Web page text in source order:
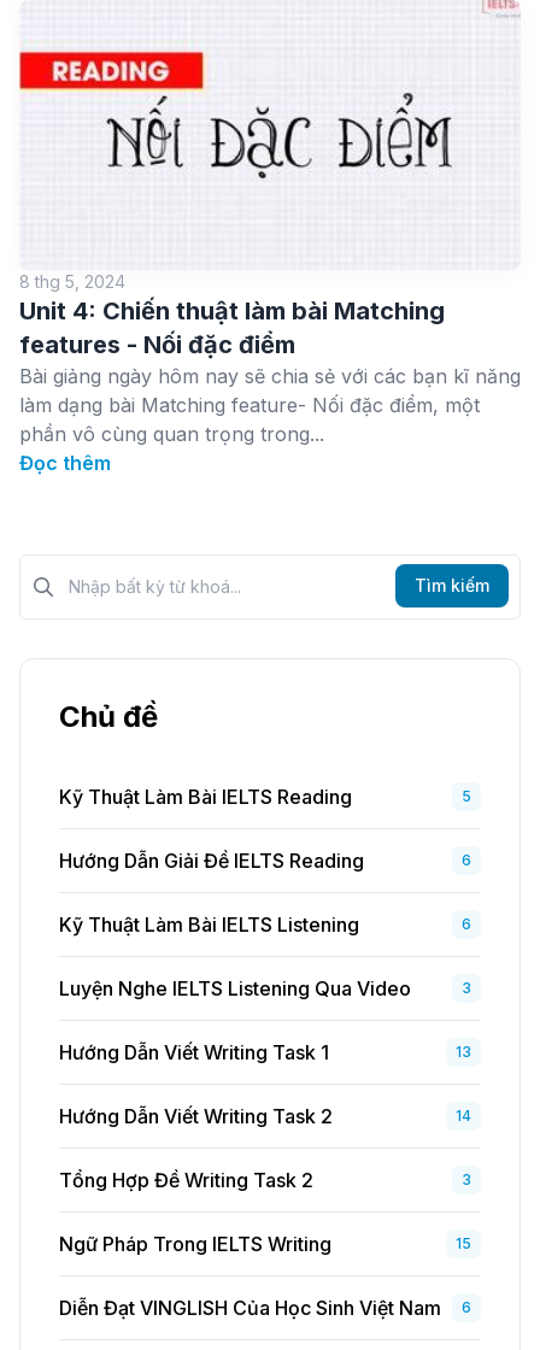
8 thg 5, 2024
Unit 4: Chiến thuật làm bài Matching
features - Nối đặc điểm
Bài giảng ngày hôm nay sẽ chia sẻ với các bạn kĩ năng
làm dạng bài Matching feature- Nối đặc điểm, một
phần vô cùng quan trọng trong...
Đọc thêm
Tìm kiếm?>
Tìm kiếm
Chủ đề
Kỹ Thuật Làm Bài IELTS Reading 5
Hướng Dẫn Giải Đề IELTS Reading 6
Kỹ Thuật Làm Bài IELTS Listening 6
Luyện Nghe IELTS Listening Qua Video 3
Hướng Dẫn Viết Writing Task 1 13
Hướng Dẫn Viết Writing Task 2 14
Tổng Hợp Đề Writing Task 2 3
Ngữ Pháp Trong IELTS Writing 15
Diễn Đạt VINGLISH Của Học Sinh Việt Nam 6